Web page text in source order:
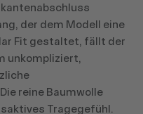
der dem Modell eine
Fit gestaltet, fällt der
unkompliziert,
reine Baumwolle
Tragegefühl.